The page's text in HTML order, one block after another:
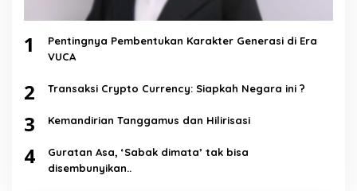
1
Pentingnya Pembentukan Karakter Generasi di Era
VUCA
2 Transaksi Crypto Currency: Siapkah Negara ini ?
3 Kemandirian Tanggamus dan Hilirisasi
4
Guratan Asa, ‘Sabak dimata’ tak bisa
disembunyikan..